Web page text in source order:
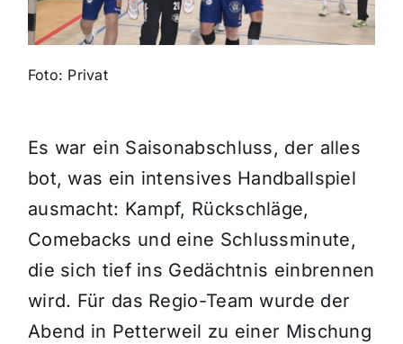
Foto: Privat
Es war ein Saisonabschluss, der alles
bot, was ein intensives Handballspiel
ausmacht: Kampf, Rückschläge,
Comebacks und eine Schlussminute,
die sich tief ins Gedächtnis einbrennen
wird. Für das Regio-Team wurde der
Abend in Petterweil zu einer Mischung